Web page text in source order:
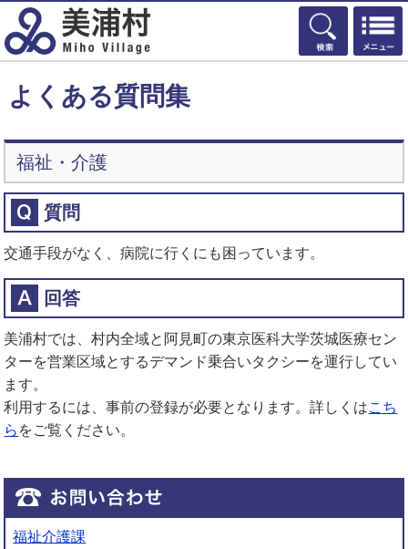
検索
よくある質問集
福祉・介護
質問
交通手段がなく、病院に行くにも困っています。
回答
美浦村では、村内全域と阿見町の東京医科大学茨城医療セン
ターを営業区域とするデマンド乗合いタクシーを運行してい
ます。
利用するには、事前の登録が必要となります。詳しくはこち
ら をご覧ください。
福祉介護課